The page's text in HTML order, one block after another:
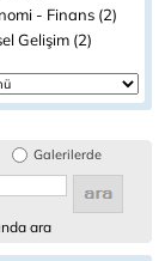
- Finans (2)
Gelişim (2)
Galerilerde
ara